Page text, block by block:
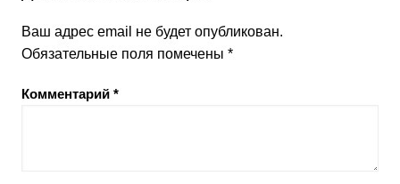
Ваш адрес email не будет опубликован.
Обязательные поля помечены *
Комментарий *